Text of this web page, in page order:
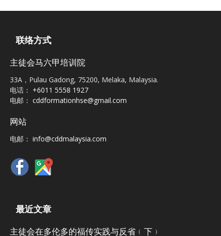
联络方式
主徒会马六甲培训院
33A，Pulau Gadong, 75200, Melaka, Malaysia.
电话： +6011 5558 1927
电邮： cddformationhse@gmail.com
网站
电邮： info@cddmalaysia.com
最近文章
主徒会在多伦多的福传实践与反省﹙下﹚